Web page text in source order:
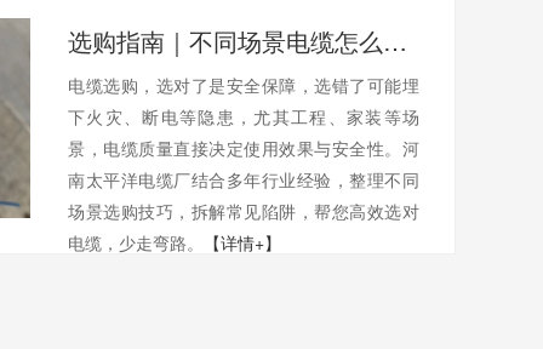
选购指南｜不同场景电缆怎么选？避开陷阱不踩坑
电缆选购，选对了是安全保障，选错了可能埋
下火灾、断电等隐患，尤其工程、家装等场
景，电缆质量直接决定使用效果与安全性。河
南太平洋电缆厂结合多年行业经验，整理不同
场景选购技巧，拆解常见陷阱，帮您高效选对
电缆，少走弯路。
【详情+】